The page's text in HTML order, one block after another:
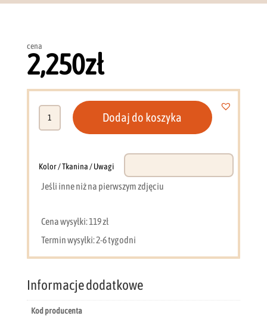
cena
2,250zł
140
Grenada
Dodaj do koszyka
Kolor / Tkanina / Uwagi
Jeśli inne niż na pierwszym zdjęciu
Cena wysyłki: 119 zł
Termin wysyłki: 2-6 tygodni
Informacje dodatkowe
Kod producenta